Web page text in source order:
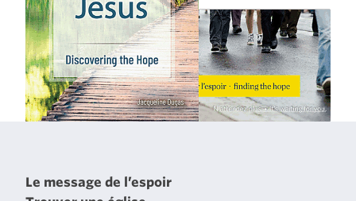
Le message de l’espoir